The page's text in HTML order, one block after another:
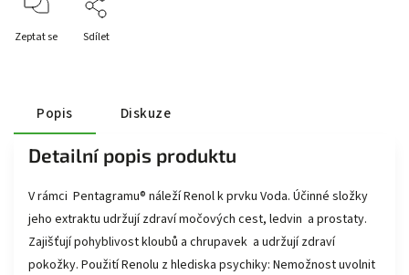
Zeptat se Sdílet
Popis Diskuze
Detailní popis produktu
V rámci Pentagramu® náleží Renol k prvku Voda. Účinné složky
jeho extraktu udržují zdraví močových cest, ledvin a prostaty.
Zajišťují pohyblivost kloubů a chrupavek a udržují zdraví
pokožky. Použití Renolu z hlediska psychiky: Nemožnost uvolnit